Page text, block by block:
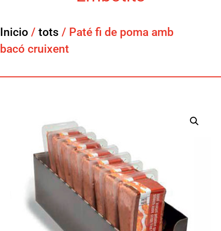
Inicio / tots / Paté fi de poma amb
bacó cruixent